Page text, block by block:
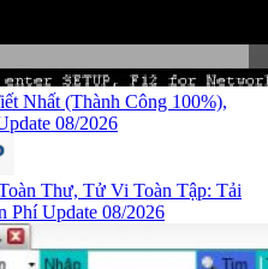
Nhất (Thành Công 100%),
08/2026
Thư, Tử Vi Toàn Tập: Tải
Phí Update 08/2026